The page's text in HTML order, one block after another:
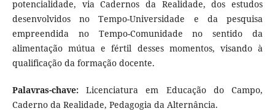
potencialidade, via Cadernos da Realidade, dos estudos
desenvolvidos no Tempo-Universidade e da pesquisa
empreendida no Tempo-Comunidade no sentido da
alimentação mútua e fértil desses momentos, visando à
qualificação da formação docente.
Palavras-chave:Licenciatura em Educação do Campo,
Caderno da Realidade, Pedagogia da Alternância.